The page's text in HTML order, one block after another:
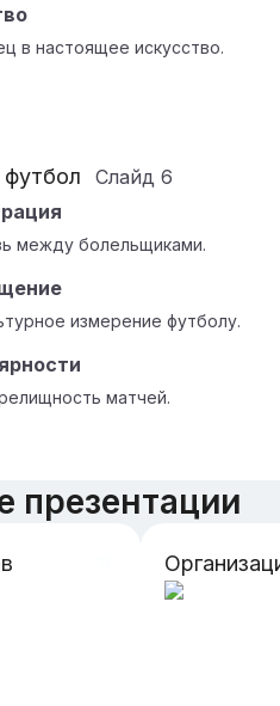
в настоящее искусство.
футбол Слайд 6
между болельщиками.
измерение футболу.
матчей.
презентации